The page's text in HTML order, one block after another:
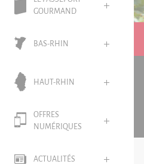
GOURMAND
BAS-RHIN
HAUT-RHIN
OFFRES
NUMÉRIQUES
ACTUALITÉS